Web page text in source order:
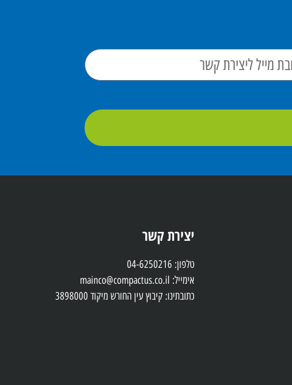
יצירת קשר
טלפון: 04-6250216
אימייל: mainco@compactus.co.il
כתובתינו: קיבוץ עין החורש מיקוד 3898000